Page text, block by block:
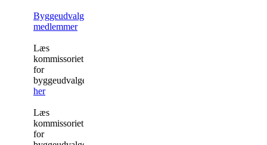
Byggeudvalgets
medlemmer
Læs
kommissoriet
for
byggeudvalget
her
Læs
kommissoriet
for